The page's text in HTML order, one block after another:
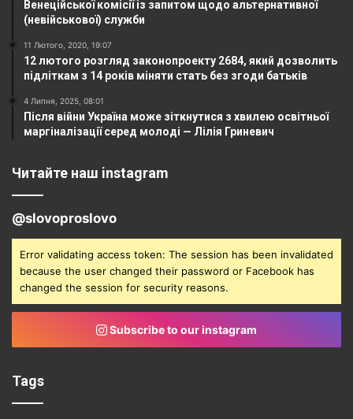
Венеційської комісії із запитом щодо альтернативної
(невійськової) служби
11 Лютого, 2020, 19:07
12 лютого розгляд законопроекту 2684, який дозволить
підліткам з 14 років міняти стать без згоди батьків
4 Липня, 2025, 08:01
Після війни Україна може зіткнутися з хвилею освітньої
маргіналізації серед молоді — Лілія Гриневич
Читайте наш instagram
@slovoproslovo
Error validating access token: The session has been invalidated
because the user changed their password or Facebook has
changed the session for security reasons.
Subscribe to our instagram
Tags